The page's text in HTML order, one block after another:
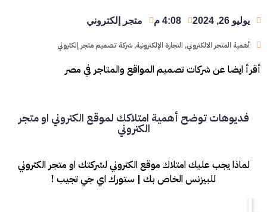
يوليو 26, 2024 4:08 م متجر إلكتروني
أهمية المتجر الالكتروني, التجارة الإلكترونية, شركة تصميم متجر إلكتروني
أقرأ ايضا عن شركات تصميم المواقع والمتاجر في مصر
فديوهات توضح أهمية امتلاكك لموقع الكتروني او متجر
الكتروني
لماذا يجب عليك امتلاك موقع الكتروني لشركتك او متجر الكتروني
للبيزنس الخاص بك | ستورك اي جي تجيب !